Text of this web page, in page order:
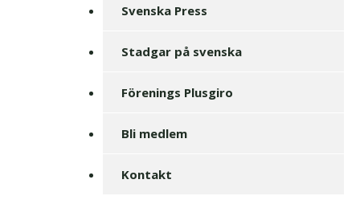
Svenska Press
Stadgar på svenska
Förenings Plusgiro
Bli medlem
Kontakt